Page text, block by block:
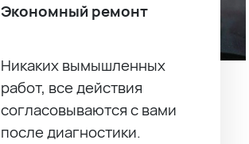
Экономный ремонт
Никаких вымышленных
работ, все действия
согласовываются с вами
после диагностики.